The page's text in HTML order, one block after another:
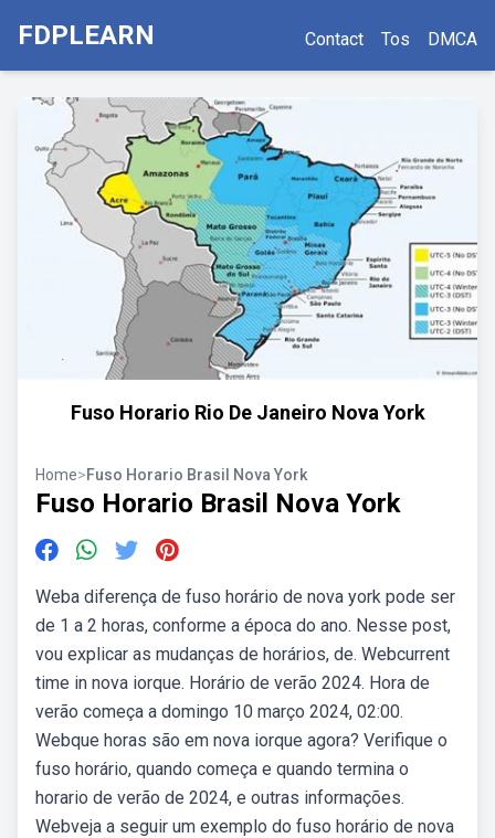
FDPLEARN Contact Tos DMCA
Fuso Horario Rio De Janeiro Nova York
Home>Fuso Horario Brasil Nova York
Fuso Horario Brasil Nova York
Weba diferença de fuso horário de nova york pode ser
de 1 a 2 horas, conforme a época do ano. Nesse post,
vou explicar as mudanças de horários, de. Webcurrent
time in nova iorque. Horário de verão 2024. Hora de
verão começa a domingo 10 março 2024, 02:00.
Webque horas são em nova iorque agora? Verifique o
fuso horário, quando começa e quando termina o
horario de verão de 2024, e outras informações.
Webveja a seguir um exemplo do fuso horário de nova